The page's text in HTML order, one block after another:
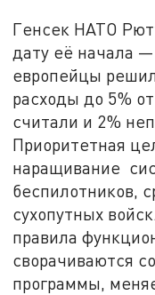
Генсек НАТО
дату её начала
европейцы
расходы до 5%
считали и 2%
Приоритетная
наращивание
беспилотников,
сухопутных
правила
сворачиваются
программы,